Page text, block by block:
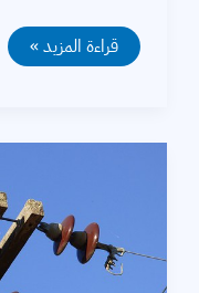
أنواع
البطاريات
قراءة المزيد »